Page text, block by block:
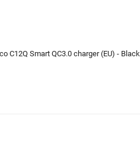
C12Q Smart QC3.0 charger (EU) - Black